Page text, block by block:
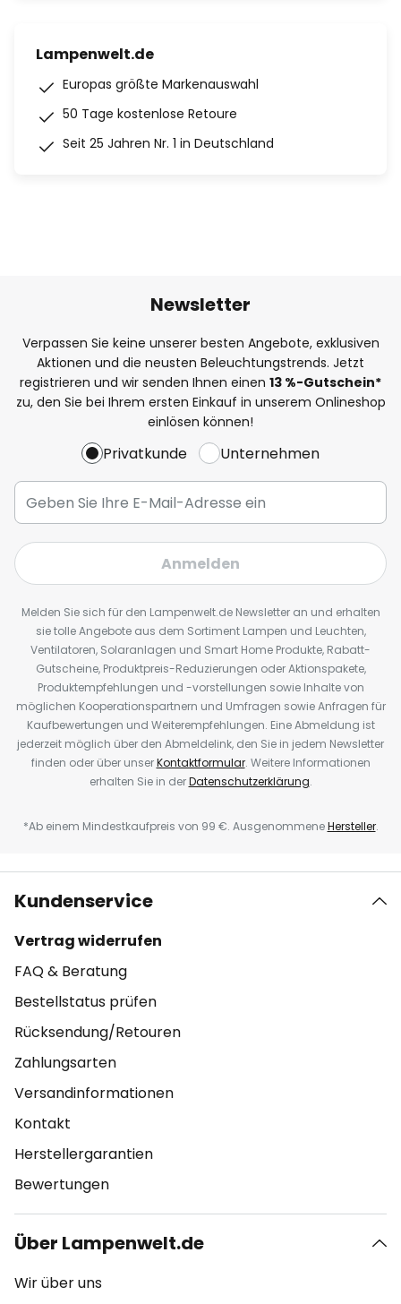
Lampenwelt.de
Europas größte Markenauswahl
50 Tage kostenlose Retoure
Seit 25 Jahren Nr. 1 in Deutschland
Newsletter
Verpassen Sie keine unserer besten Angebote, exklusiven
Aktionen und die neusten Beleuchtungstrends. Jetzt
registrieren und wir senden Ihnen einen 13 %-Gutschein*
zu, den Sie bei Ihrem ersten Einkauf in unserem Onlineshop
einlösen können!
Privatkunde Unternehmen
Anmelden
Melden Sie sich für den Lampenwelt.de Newsletter an und erhalten
sie tolle Angebote aus dem Sortiment Lampen und Leuchten,
Ventilatoren, Solaranlagen und Smart Home Produkte, Rabatt-
Gutscheine, Produktpreis-Reduzierungen oder Aktionspakete,
Produktempfehlungen und -vorstellungen sowie Inhalte von
möglichen Kooperationspartnern und Umfragen sowie Anfragen für
Kaufbewertungen und Weiterempfehlungen. Eine Abmeldung ist
jederzeit möglich über den Abmeldelink, den Sie in jedem Newsletter
finden oder über unserKontaktformular. Weitere Informationen
erhalten Sie in derDatenschutzerklärung.
*Ab einem Mindestkaufpreis von 99 €. AusgenommeneHersteller.
Kundenservice
Vertrag widerrufen
FAQ & Beratung
Bestellstatus prüfen
Rücksendung/Retouren
Zahlungsarten
Versandinformationen
Kontakt
Herstellergarantien
Bewertungen
Über Lampenwelt.de
Wir über uns